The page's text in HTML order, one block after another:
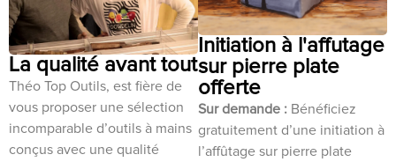
La qualité avant tout
Théo Top Outils, est fière de
vous proposer une sélection
incomparable d’outils à mains
conçus avec une qualité
Initiation à l'affutage
sur pierre plate
offerte
Sur demande : Bénéficiez
gratuitement d’une initiation à
l’affûtage sur pierre plate